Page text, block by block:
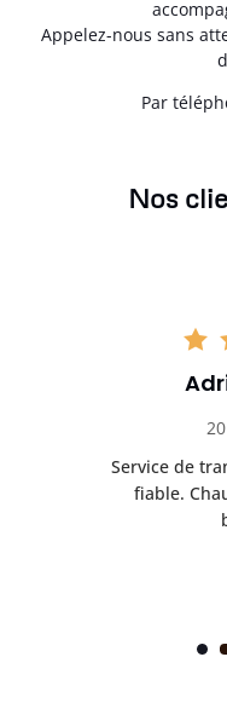
Appelez-nous sans
Par
Nos
Service de
fiable.